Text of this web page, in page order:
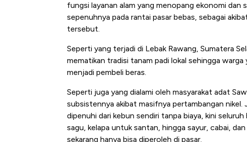
fungsi layanan alam yang menopang ekonomi dan
sepenuhnya pada rantai pasar bebas, sebagai
tersebut.
Seperti yang terjadi di Lebak Rawang, Sumatera
mematikan tradisi tanam padi lokal sehingga
menjadi pembeli beras.
Seperti juga yang dialami oleh masyarakat adat
subsistennya akibat masifnya pertambangan nikel.
dipenuhi dari kebun sendiri tanpa biaya, kini
sagu, kelapa untuk santan, hingga sayur, cabai,
sekarang hanya bisa diperoleh di pasar.